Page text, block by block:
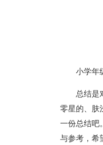
小学年
总结是
零星的、肤
一份总结吧
与参考，希